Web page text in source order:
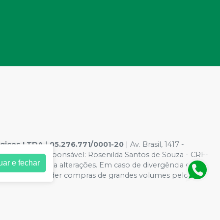
LTDA | 05.276.771/0001-20 | Av. Brasil, 1417 -
responsável: Rosenilda Santos de Souza - CRF-
sujeitos a alterações. Em caso de divergência de
de não atender compras de grandes volumes pelo site.
e fechar